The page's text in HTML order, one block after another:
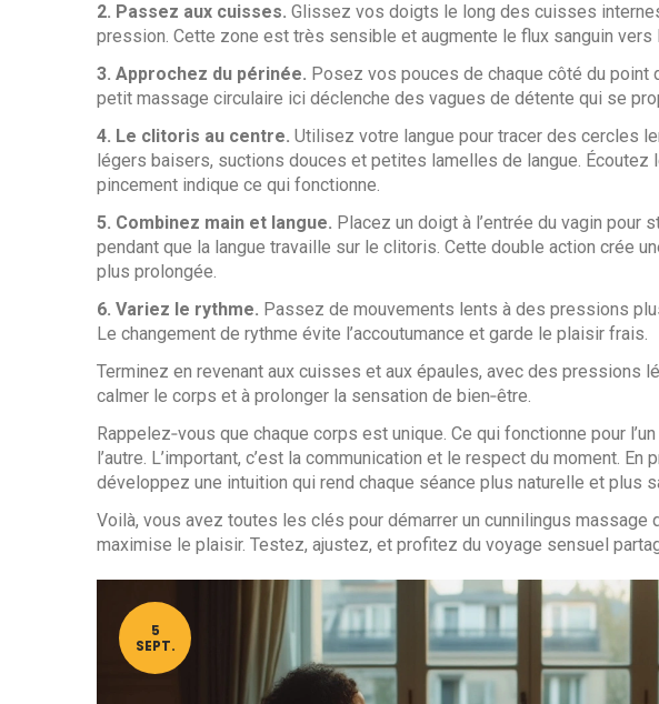
2. Passez aux cuisses. Glissez vos doigts le long des cuisses
pression. Cette zone est très sensible et augmente le flux sanguin
3. Approchez du périnée. Posez vos pouces de chaque côté du point
petit massage circulaire ici déclenche des vagues de détente qui se
4. Le clitoris au centre. Utilisez votre langue pour tracer des cercles
légers baisers, suctions douces et petites lamelles de langue. Écoutez
pincement indique ce qui fonctionne.
5. Combinez main et langue. Placez un doigt à l’entrée du vagin pour
pendant que la langue travaille sur le clitoris. Cette double action crée
plus prolongée.
6. Variez le rythme. Passez de mouvements lents à des pressions
Le changement de rythme évite l’accoutumance et garde le plaisir frais.
Terminez en revenant aux cuisses et aux épaules, avec des pressions
calmer le corps et à prolonger la sensation de bien‑être.
Rappelez‑vous que chaque corps est unique. Ce qui fonctionne pour
l’autre. L’important, c’est la communication et le respect du moment. En
développez une intuition qui rend chaque séance plus naturelle et plus
Voilà, vous avez toutes les clés pour démarrer un cunnilingus massage
maximise le plaisir. Testez, ajustez, et profitez du voyage sensuel
5
SEPT.